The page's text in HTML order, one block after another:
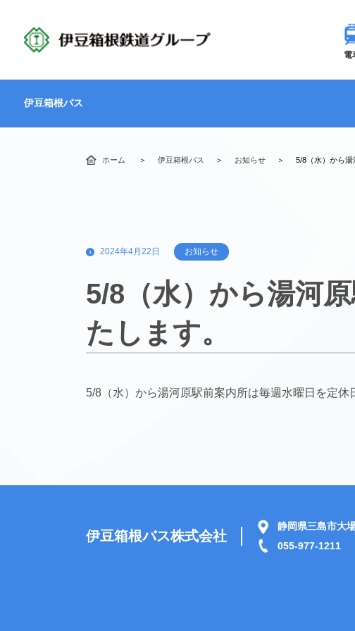
電
伊豆箱根バス
ホーム 伊豆箱根バス お知らせ 5/8（水）から湯
2024年4月22日 お知らせ
5/8（水）から湯河
たします。
5/8（水）から湯河原駅前案内所は毎週水曜日を定休
伊豆箱根バス株式会社
静岡県三島市大
055-977-1211